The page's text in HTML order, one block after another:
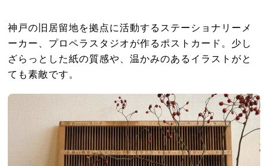
神戸の旧居留地を拠点に活動するステーショナリーメ
ーカー、プロペラスタジオが作るポストカード。少し
ざらっとした紙の質感や、温かみのあるイラストがと
ても素敵です。